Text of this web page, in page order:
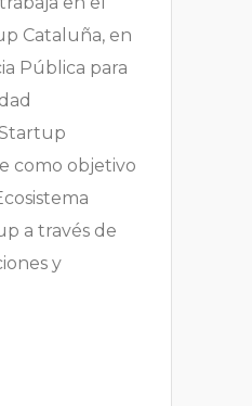
Cataluña, en
Pública para
como objetivo
a través de
y